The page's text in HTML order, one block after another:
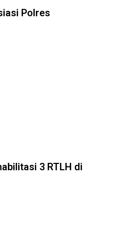
Polres
3 RTLH di